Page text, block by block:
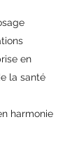
en
la santé
harmonie